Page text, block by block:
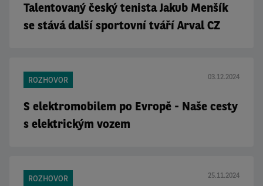
Talentovaný český tenista Jakub Menšík
se stává další sportovní tváří Arval CZ
ROZHOVOR 03.12.2024
S elektromobilem po Evropě - Naše cesty
s elektrickým vozem
ROZHOVOR 25.11.2024